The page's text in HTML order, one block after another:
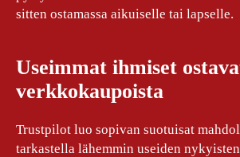
sitten ostamassa aikuiselle tai lapselle.
Useimmat ihmiset
verkkokaupoista
Trustpilot luo sopivan suotuisat
tarkastella lähemmin useiden